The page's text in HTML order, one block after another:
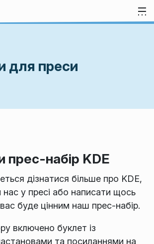
для преси
прес-набір KDE
дізнатися більше про KDE,
нас у пресі або написати щось
буде цінним наш прес-набір.
включено буклет із
та посиланнями на